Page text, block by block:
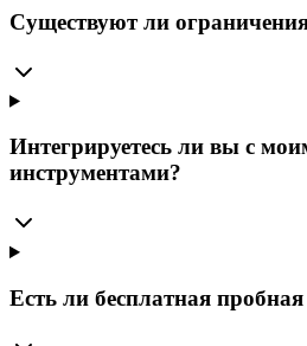
Существуют ли
Интегрируетесь ли вы с
инструментами?
Есть ли бесплатная пробная